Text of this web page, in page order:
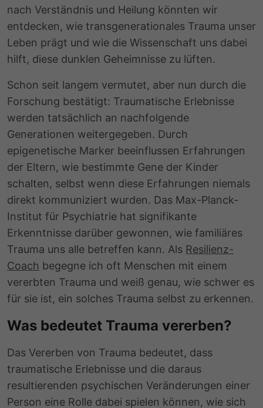
nach Verständnis und Heilung könnten wir
entdecken, wie transgenerationales Trauma unser
Leben prägt und wie die Wissenschaft uns dabei
hilft, diese dunklen Geheimnisse zu lüften.
Schon seit langem vermutet, aber nun durch die
Forschung bestätigt: Traumatische Erlebnisse
werden tatsächlich an nachfolgende
Generationen weitergegeben. Durch
epigenetische Marker beeinflussen Erfahrungen
der Eltern, wie bestimmte Gene der Kinder
schalten, selbst wenn diese Erfahrungen niemals
direkt kommuniziert wurden. Das Max-Planck-
Institut für Psychiatrie hat signifikante
Erkenntnisse darüber gewonnen, wie familiäres
Trauma uns alle betreffen kann. Als Resilienz-
Coach begegne ich oft Menschen mit einem
vererbten Trauma und weiß genau, wie schwer es
für sie ist, ein solches Trauma selbst zu erkennen.
Was bedeutet Trauma vererben?
Das Vererben von Trauma bedeutet, dass
traumatische Erlebnisse und die daraus
resultierenden psychischen Veränderungen einer
Person eine Rolle dabei spielen können, wie sich